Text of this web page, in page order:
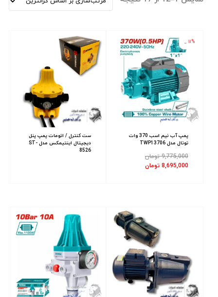
۱۱% _
پمپ آب نیم اسب 370 وات
توتال مدل TWP13706
9,775,000 تومان
8,695,000 تومان
ست کنترل / اتومات پمپ پنل
دیجیتال اینتیمکس مدل ST-
8526